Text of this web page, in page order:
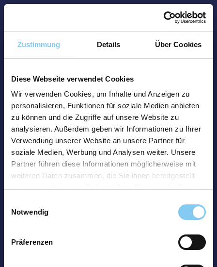
Zustimmung Details Über Cookies
Diese Webseite verwendet Cookies
Wir verwenden Cookies, um Inhalte und Anzeigen zu
personalisieren, Funktionen für soziale Medien anbieten
zu können und die Zugriffe auf unsere Website zu
analysieren. Außerdem geben wir Informationen zu Ihrer
Verwendung unserer Website an unsere Partner für
soziale Medien, Werbung und Analysen weiter. Unsere
Partner führen diese Informationen möglicherweise mit
weiteren Daten zusammen, die Sie ihnen bereitgestellt
Notwendig
Präferenzen